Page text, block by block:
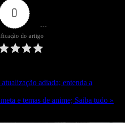
0
do artigo
adiada; entenda a
e temas de anime; Saiba tudo »